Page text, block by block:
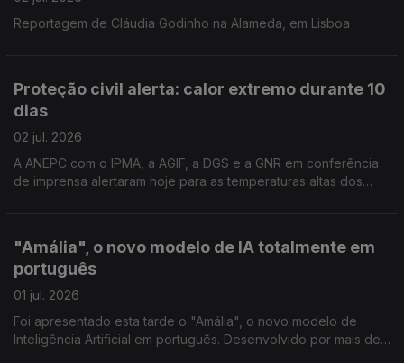
Reportagem de Cláudia Godinho na Alameda, em Lisboa
Proteção civil alerta: calor extremo durante 10
dias
02 jul. 2026
A ANEPC com o IPMA, a AGIF, a DGS e a GNR em conferência
de imprensa alertaram hoje para as temperaturas altas dos
"Amália", o novo modelo de IA totalmente em
português
01 jul. 2026
Foi apresentado esta tarde o "Amália", o novo modelo de
Inteligência Artificial em português. Desenvolvido por mais de